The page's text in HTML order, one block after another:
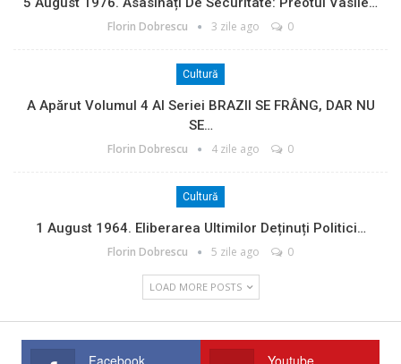
Florin Dobrescu 3 zile ago 0
Cultură
A Apărut Volumul 4 Al Seriei BRAZII SE FRÂNG, DAR NU
SE…
Florin Dobrescu 4 zile ago 0
Cultură
1 August 1964. Eliberarea Ultimilor Deținuți Politici…
Florin Dobrescu 5 zile ago 0
LOAD MORE POSTS